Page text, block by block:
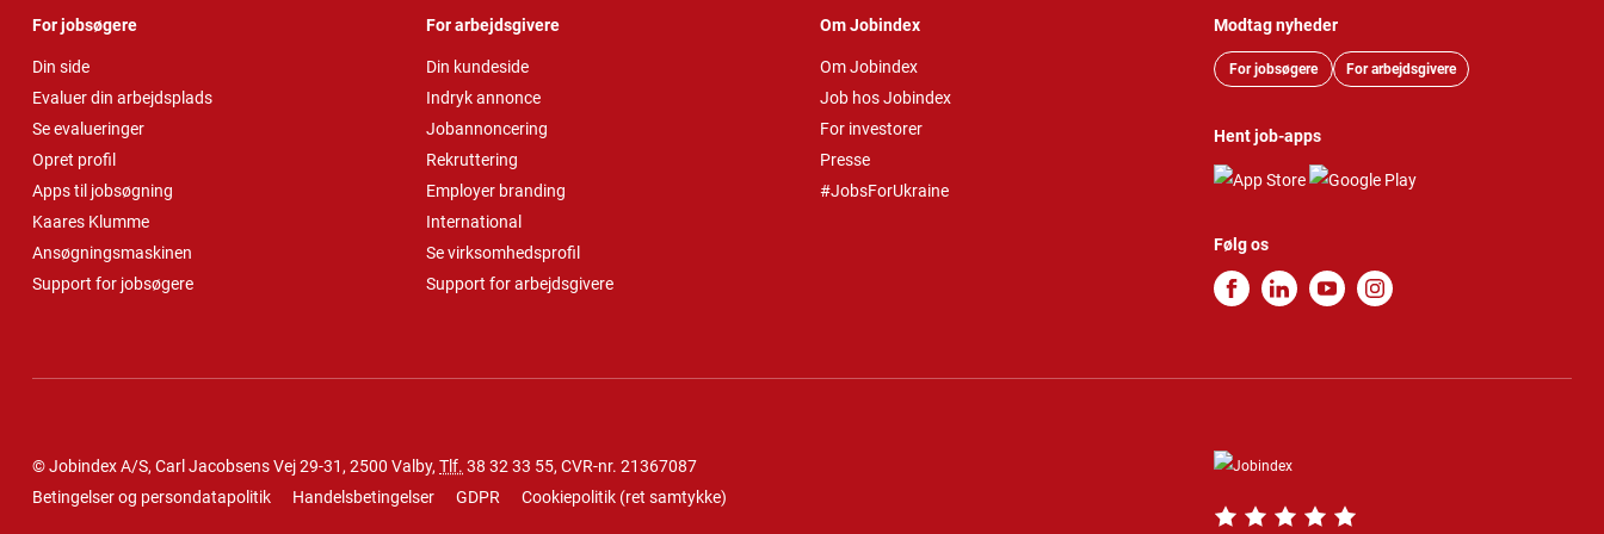
For jobsøgere
Din side
Evaluer din arbejdsplads
Se evalueringer
Opret profil
Apps til jobsøgning
Kaares Klumme
Ansøgningsmaskinen
Support for jobsøgere
For arbejdsgivere
Din kundeside
Indryk annonce
Jobannoncering
Rekruttering
Employer branding
International
Se virksomhedsprofil
Support for arbejdsgivere
Om Jobindex
Om Jobindex
Job hos Jobindex
For investorer
Presse
#JobsForUkraine
Modtag nyheder
For jobsøgere For arbejdsgivere
Hent job-apps
Følg os
© Jobindex A/S, Carl Jacobsens Vej 29-31, 2500 Valby, Tlf. 38 32 33 55, CVR-nr. 21367087
Betingelser og persondatapolitik
Handelsbetingelser GDPR Cookiepolitik (ret samtykke)